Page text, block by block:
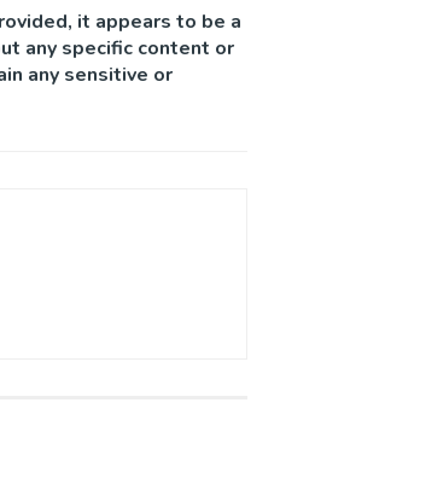
it appears to be a
any specific content or
any sensitive or